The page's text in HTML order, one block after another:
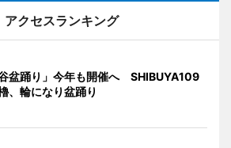
アクセスランキング
谷盆踊り」今年も開催へ SHIBUYA109
、輪になり盆踊り